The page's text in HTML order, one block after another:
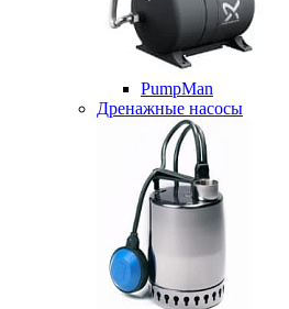
PumpMan
Дренажные насосы